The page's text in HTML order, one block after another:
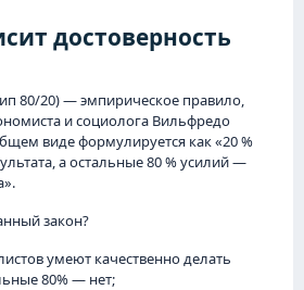
достоверность
80/20) — эмпирическое правило,
и социолога Вильфредо
виде формулируется как «20 %
а остальные 80 % усилий —
закон?
умеют качественно делать
80% — нет;